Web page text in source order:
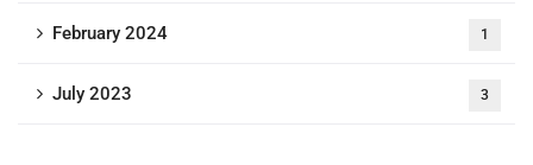
February 2024 1
July 2023 3